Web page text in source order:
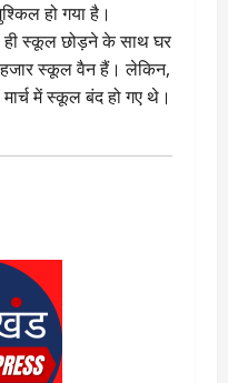
हो गया है।
ही स्कूल छोड़ने के साथ घर
स्कूल वैन हैं। लेकिन,
में स्कूल बंद हो गए थे।